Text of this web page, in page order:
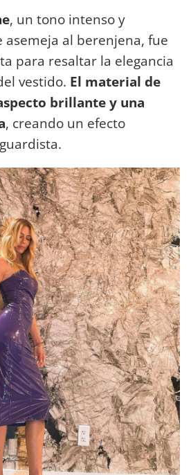
, un tono intenso y
asemeja al berenjena, fue
para resaltar la elegancia
vestido. El material de
brillante y una
, creando un efecto